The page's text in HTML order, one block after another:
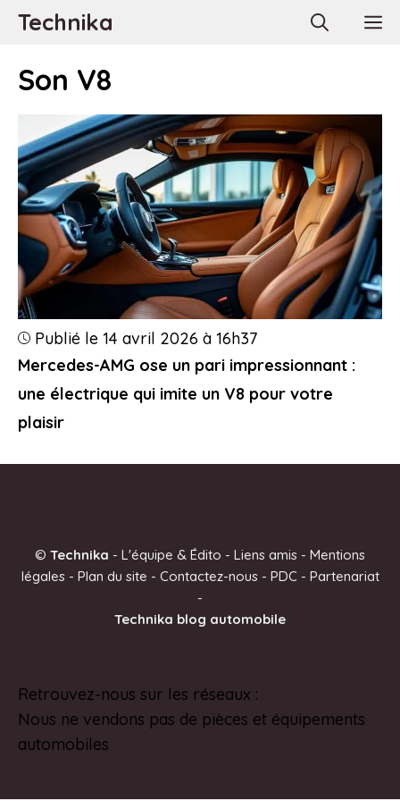
AllerTechnika
Son V8
Mercedes-AMG ose un pari impressionnant :
une électrique qui imite un V8 pour votre
plaisir
Publié le 14 avril 2026 à 16h37
© Technika - L'équipe & Édito - Liens amis - Mentions
légales- Plan du site - Contactez-nous- PDC - Partenariat
-
Technika blog automobile
Retrouvez-nous sur les réseaux :
Nous ne vendons pas de pièces et équipements
automobiles